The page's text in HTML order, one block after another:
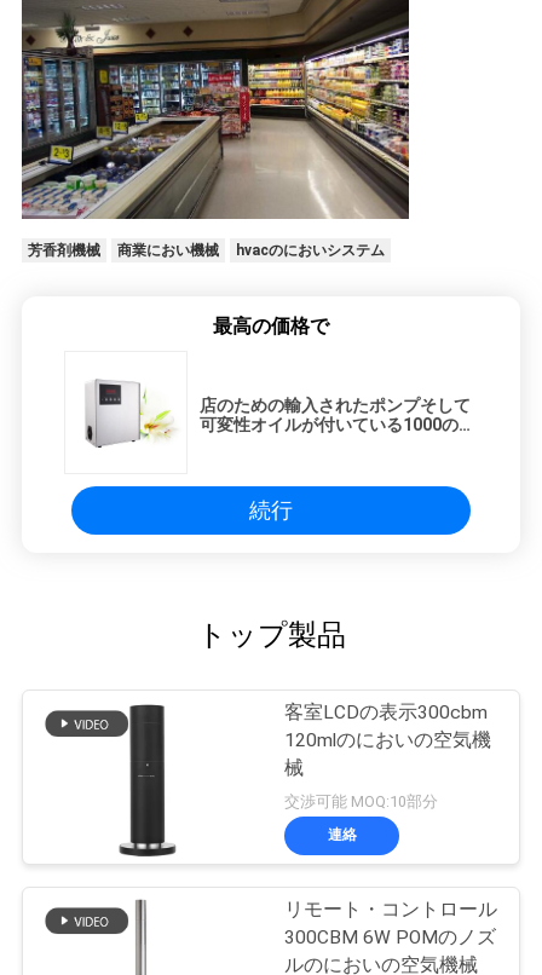
芳香剤機械 商業におい機械 hvacのにおいシステム
最高の価格で
店のための輸入されたポンプそして
可変性オイルが付いている1000の
続行
トップ製品
客室LCDの表示300cbm
120mlのにおいの空気機
械
交渉可能 MOQ:10部分
連絡
リモート・コントロール
300CBM 6W POMのノズ
ルのにおいの空気機械